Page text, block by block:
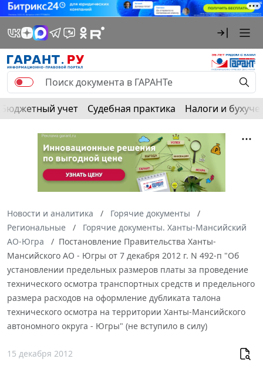
Бюджетный учет Судебная практика Налоги и
Новости и аналитика
Горячие документы
Региональные
Горячие документы. Ханты-Мансийский
АО-Югра
Постановление Правительства Ханты-
Мансийского АО - Югры от 7 декабря 2012 г. N 492-п "Об
установлении предельных размеров платы за проведение
технического осмотра транспортных средств и предельного
размера расходов на оформление дубликата талона
технического осмотра на территории Ханты-Мансийского
автономного округа - Югры" (не вступило в силу)
15 декабря 2012